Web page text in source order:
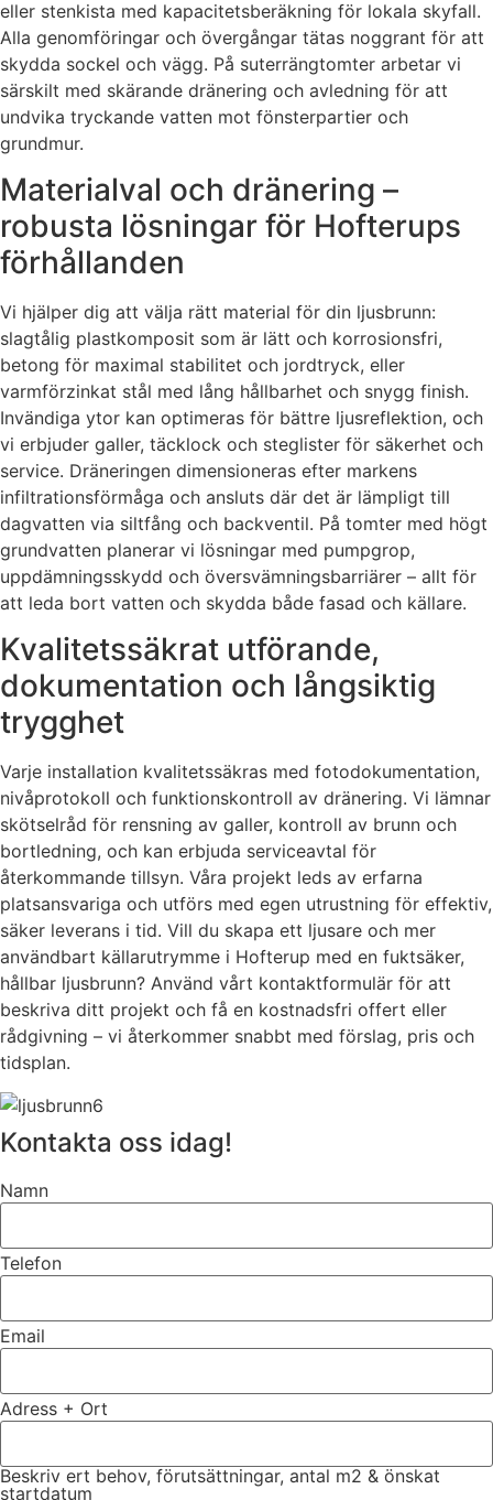
eller stenkista med kapacitetsberäkning för lokala skyfall.
Alla genomföringar och övergångar tätas noggrant för att
skydda sockel och vägg. På suterrängtomter arbetar vi
särskilt med skärande dränering och avledning för att
undvika tryckande vatten mot fönsterpartier och
grundmur.
Materialval och dränering –
robusta lösningar för Hofterups
förhållanden
Vi hjälper dig att välja rätt material för din ljusbrunn:
slagtålig plastkomposit som är lätt och korrosionsfri,
betong för maximal stabilitet och jordtryck, eller
varmförzinkat stål med lång hållbarhet och snygg finish.
Invändiga ytor kan optimeras för bättre ljusreflektion, och
vi erbjuder galler, täcklock och steglister för säkerhet och
service. Dräneringen dimensioneras efter markens
infiltrationsförmåga och ansluts där det är lämpligt till
dagvatten via siltfång och backventil. På tomter med högt
grundvatten planerar vi lösningar med pumpgrop,
uppdämningsskydd och översvämningsbarriärer – allt för
att leda bort vatten och skydda både fasad och källare.
Kvalitetssäkrat utförande,
dokumentation och långsiktig
trygghet
Varje installation kvalitetssäkras med fotodokumentation,
nivåprotokoll och funktionskontroll av dränering. Vi lämnar
skötselråd för rensning av galler, kontroll av brunn och
bortledning, och kan erbjuda serviceavtal för
återkommande tillsyn. Våra projekt leds av erfarna
platsansvariga och utförs med egen utrustning för effektiv,
säker leverans i tid. Vill du skapa ett ljusare och mer
användbart källarutrymme i Hofterup med en fuktsäker,
hållbar ljusbrunn? Använd vårt kontaktformulär för att
beskriva ditt projekt och få en kostnadsfri offert eller
rådgivning – vi återkommer snabbt med förslag, pris och
tidsplan.
Kontakta oss idag!
Namn
Telefon
Email
Adress + Ort
Beskriv ert behov, förutsättningar, antal m2 & önskat
startdatum